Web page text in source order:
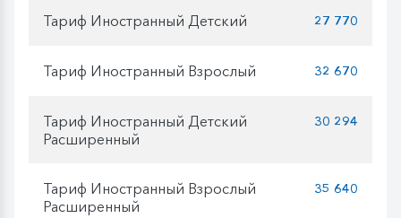
Тариф Иностранный Детский 27 770
Тариф Иностранный Взрослый 32 670
Тариф Иностранный Детский
Расширенный
30 294
Тариф Иностранный Взрослый
Расширенный
35 640